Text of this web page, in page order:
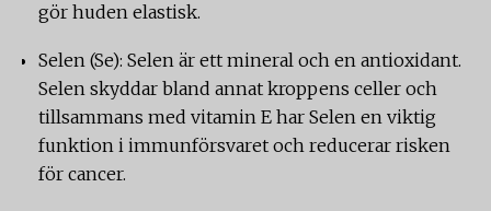
gör huden elastisk.
Selen (Se): Selen är ett mineral och en antioxidant.
Selen skyddar bland annat kroppens celler och
tillsammans med vitamin E har Selen en viktig
funktion i immunförsvaret och reducerar risken
för cancer.